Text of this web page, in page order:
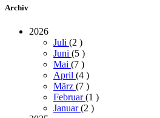
Archiv
2026
Juli (2 )
Juni (5 )
Mai (7 )
April (4 )
März (7 )
Februar(1 )
Januar(2 )